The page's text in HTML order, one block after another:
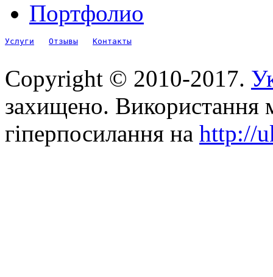
Портфолио
Услуги Отзывы Контакты
Copyright © 2010-2017.
захищено. Використання
гіперпосилання на http://